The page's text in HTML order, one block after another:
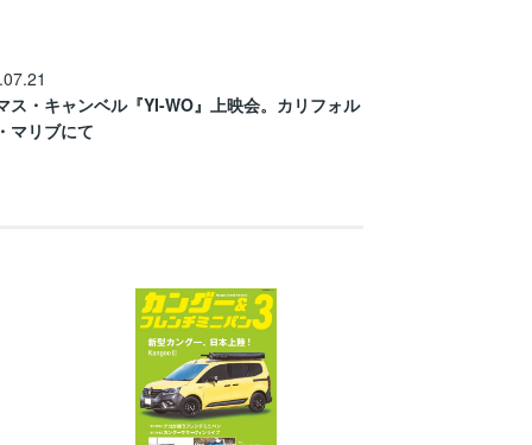
ス・キャンベル『YI-WO』上映会。カリフォル
マリブにて